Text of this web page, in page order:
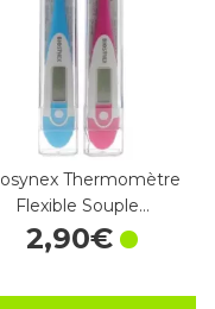
Thermomètre
Flexible Souple…
2,90€